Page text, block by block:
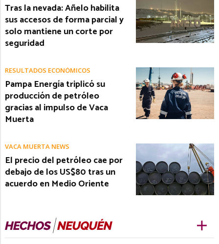
Tras la nevada: Añelo habilita
sus accesos de forma parcial y
solo mantiene un corte por
seguridad
RESULTADOS ECONÓMICOS
Pampa Energía triplicó su
producción de petróleo
gracias al impulso de Vaca
Muerta
VACA MUERTA NEWS
El precio del petróleo cae por
debajo de los US$80 tras un
acuerdo en Medio Oriente